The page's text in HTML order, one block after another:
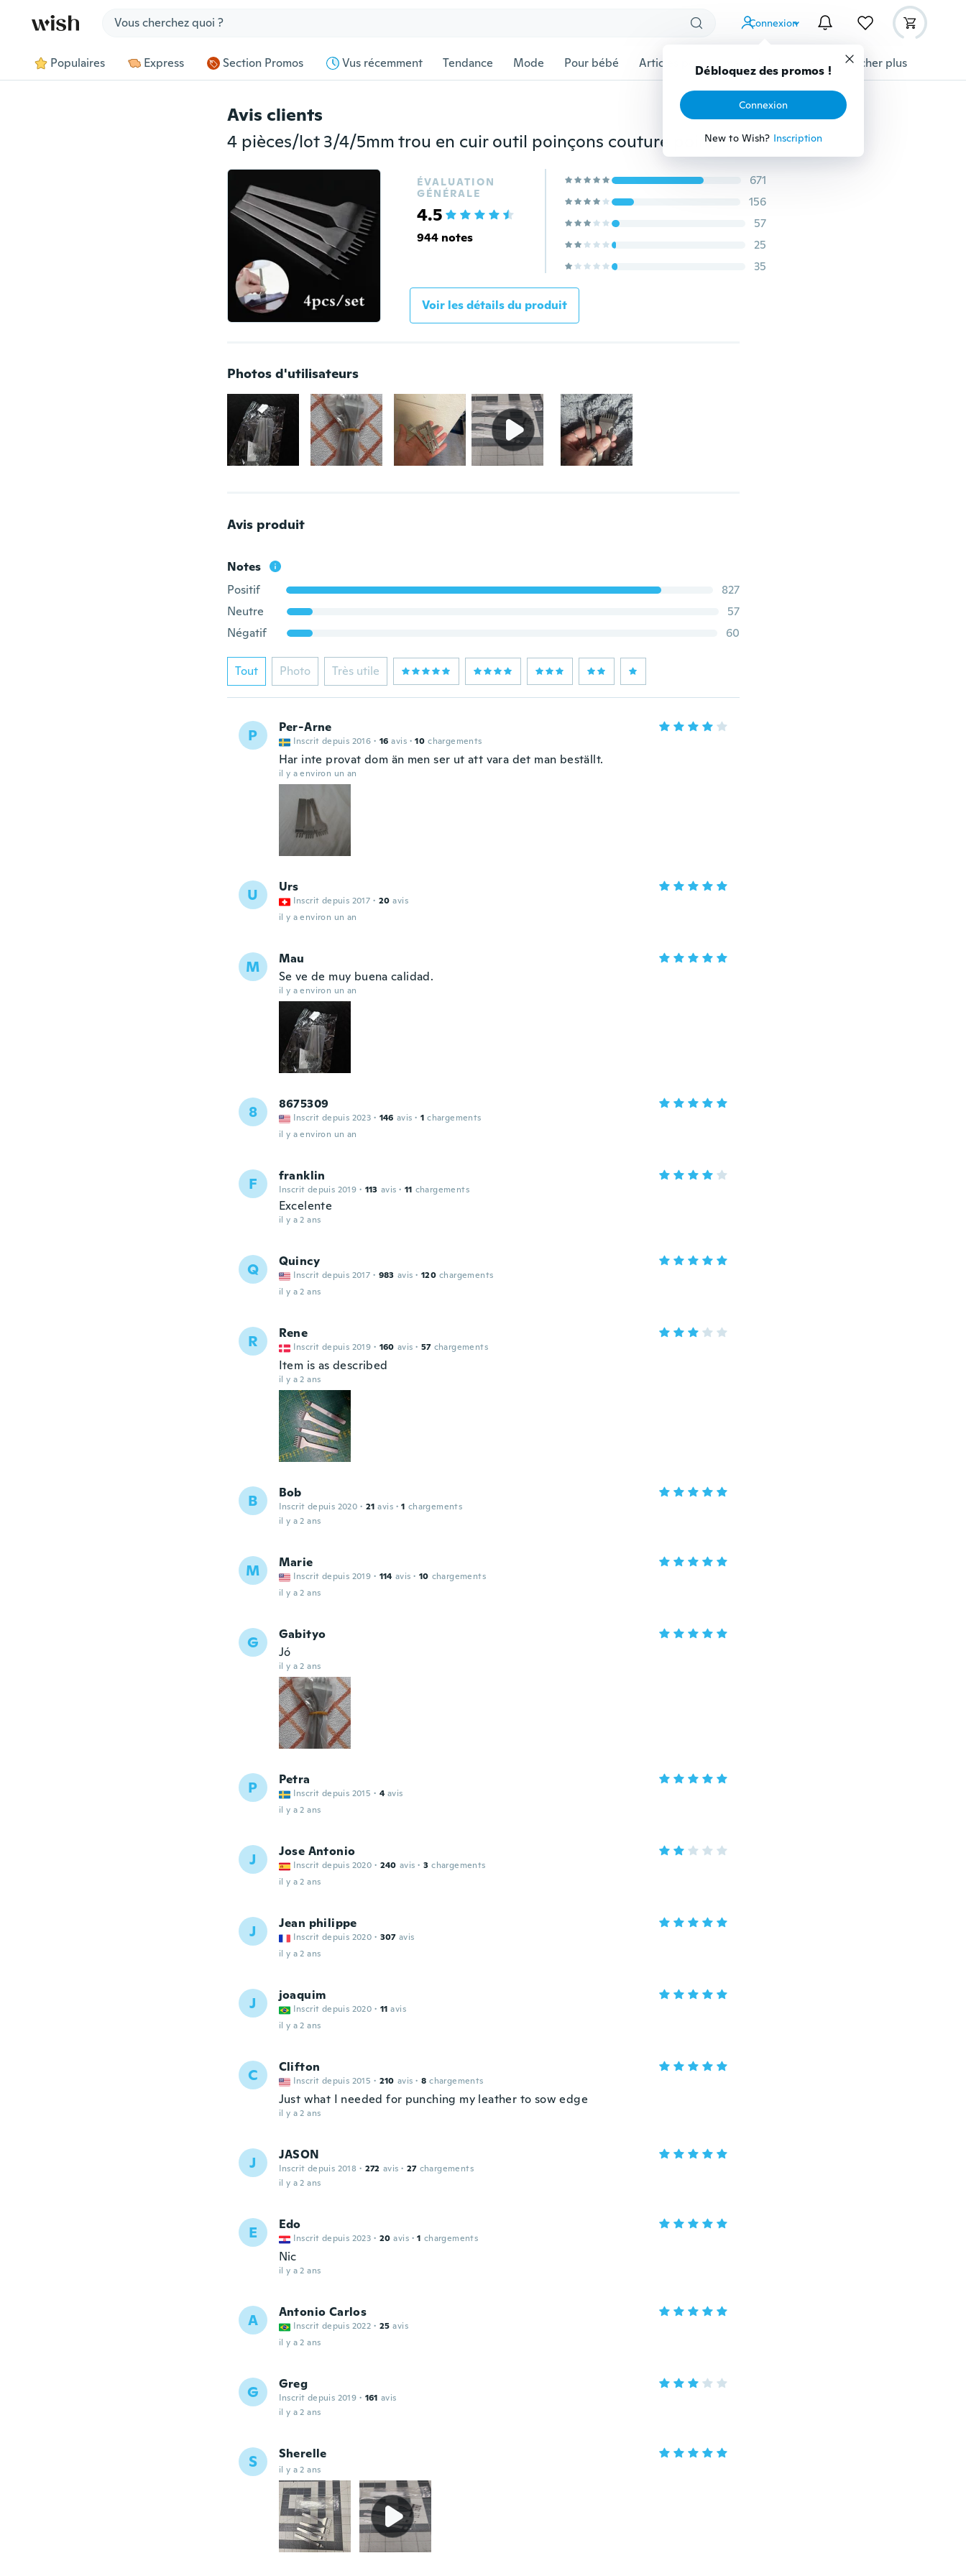
Connexion
Débloquez des promos !
Connexion
New to Wish? Inscription
Populaires Express Section Promos Vus récemment Tendance Mode Pour bébé Articles pour animaux domestiques Afficher plus
Avis clients
4 pièces/lot 3/4/5mm trou en cuir outil poinçons couture poinçon outil broche en cuir artisanat 1 2 4 6 broches en cuir trou outil
ÉVALUATION
GÉNÉRALE
4.5
944 notes
671
156
57
25
35
Voir les détails du produit
Photos d'utilisateurs
Avis produit
Notes
Positif
827
Neutre
57
Négatif
60
Tout Photo Très utile
P Per-Arne
Inscrit depuis 2016 · 16 avis · 10 chargements
Har inte provat dom än men ser ut att vara det man beställt.
il y a environ un an
U Urs
Inscrit depuis 2017 · 20 avis
il y a environ un an
M
Mau
Se ve de muy buena calidad.
il y a environ un an
8 8675309
Inscrit depuis 2023 · 146 avis · 1 chargements
il y a environ un an
F franklin
Inscrit depuis 2019 · 113 avis · 11 chargements
Excelente
il y a 2 ans
Q Quincy
Inscrit depuis 2017 · 983 avis · 120 chargements
il y a 2 ans
R Rene
Inscrit depuis 2019 · 160 avis · 57 chargements
Item is as described
il y a 2 ans
B Bob
Inscrit depuis 2020 · 21 avis · 1 chargements
il y a 2 ans
M Marie
Inscrit depuis 2019 · 114 avis · 10 chargements
il y a 2 ans
G
Gabityo
Jó
il y a 2 ans
P Petra
Inscrit depuis 2015 · 4 avis
il y a 2 ans
J Jose Antonio
Inscrit depuis 2020 · 240 avis · 3 chargements
il y a 2 ans
J Jean philippe
Inscrit depuis 2020 · 307 avis
il y a 2 ans
J joaquim
Inscrit depuis 2020 · 11 avis
il y a 2 ans
C Clifton
Inscrit depuis 2015 · 210 avis · 8 chargements
Just what I needed for punching my leather to sow edge
il y a 2 ans
J JASON
Inscrit depuis 2018 · 272 avis · 27 chargements
il y a 2 ans
E Edo
Inscrit depuis 2023 · 20 avis · 1 chargements
Nic
il y a 2 ans
A Antonio Carlos
Inscrit depuis 2022 · 25 avis
il y a 2 ans
G Greg
Inscrit depuis 2019 · 161 avis
il y a 2 ans
S Sherelle
il y a 2 ans